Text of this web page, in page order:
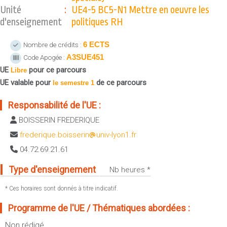
UFR FS (Chimie, Mathématique, Physique)
GEP (Génie Electrique des Procédés - Département composante)
Informatique (Département Composante)
Mécanique (Département composante)
Fermer
Plan et accès
Intranet des personnels
Moodle
Emploi du temps
Stage et emploi
Portefeuille d'Expériences et
de Compétences
Fermer
Unité
d'enseignement
: UE4-5 BC5-N1 Mettre en oeuvre les
politiques RH
Nombre de crédits : 6 ECTS
Code Apogée : A3SUE451
UE Libre pour ce parcours
UE valable pour le semestre 1 de ce parcours
Responsabilité de l'UE :
BOISSERIN FREDERIQUE
frederique.boisserin
univ-lyon1.fr
04.72.69.21.61
Type d'enseignement Nb heures *
* Ces horaires sont donnés à titre indicatif.
Programme de l'UE / Thématiques abordées :